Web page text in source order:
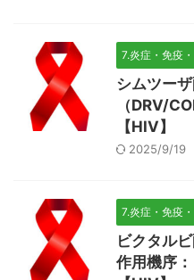
7.炎症・免疫
シムツー
（DRV/
【HIV】
2025/9/19
7.炎症・免疫
ビクタル
作用機序